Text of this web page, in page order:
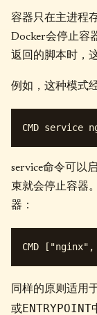
容器只在主进程
Docker会停止容
返回的脚本时，
例如，这种模式
service命令可以
束就会停止容器
器：
同样的原则适用
或ENTRYPOINT